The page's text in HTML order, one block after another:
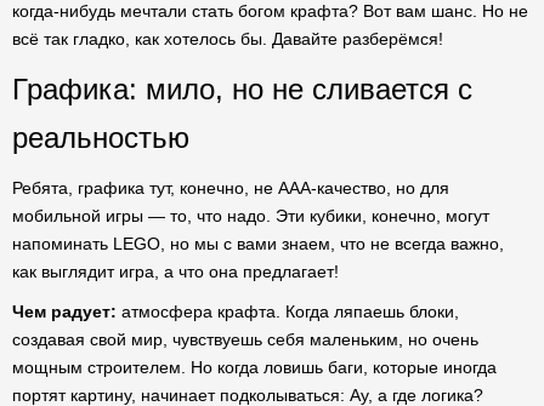
когда-нибудь мечтали стать богом крафта? Вот вам шанс. Но не
всё так гладко, как хотелось бы. Давайте разберёмся!
Графика: мило, но не сливается с
реальностью
Ребята, графика тут, конечно, не AAA-качество, но для
мобильной игры — то, что надо. Эти кубики, конечно, могут
напоминать LEGO, но мы с вами знаем, что не всегда важно,
как выглядит игра, а что она предлагает!
Чем радует: атмосфера крафта. Когда ляпаешь блоки,
создавая свой мир, чувствуешь себя маленьким, но очень
мощным строителем. Но когда ловишь баги, которые иногда
портят картину, начинает подколываться: Ау, а где логика?